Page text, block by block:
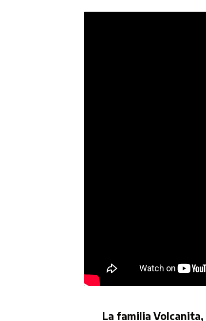
La familia